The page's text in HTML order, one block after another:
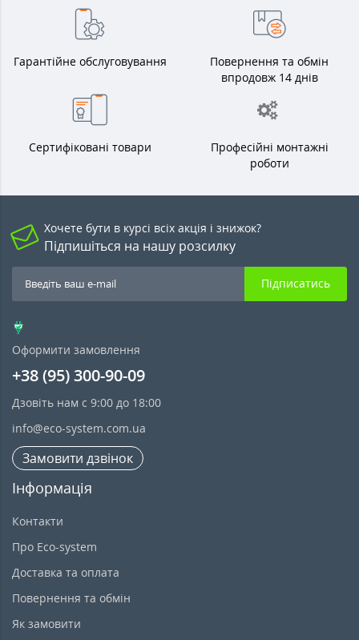
Гарантійне обслуговування
Повернення та обмін
впродовж 14 днів
Сертифіковані товари
Професійні монтажні
роботи
Хочете бути в курсі всіх акція і знижок?
Підпишіться на нашу розсилку
Підписатись
Оформити замовлення
+38 (95) 300-90-09
Дзовіть нам с 9:00 до 18:00
info@eco-system.com.ua
Замовити дзвінок
Інформація
Контакти
Про Eco-system
Доставка та оплата
Повернення та обмін
Як замовити